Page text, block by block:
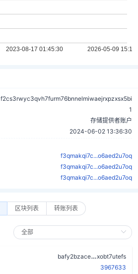
f2cs3rwyc3qvh7furm76bnnelmiwaejrxpzxsx5bi
1
存储提供者账户
2024-06-02 13:36:30
f3qmakqi7c...o6aed2u7oq
f3qmakqi7c...o6aed2u7oq
f3qmakqi7c...o6aed2u7oq
区块列表 转账列表
bafy2bzace
xobt7utefs
3967633